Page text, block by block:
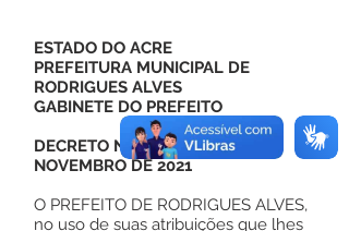
ESTADO DO ACRE
PREFEITURA MUNICIPAL DE
RODRIGUES ALVES
GABINETE DO PREFEITO
DECRETO Nº 139, DE 01 DE
NOVEMBRO DE 2021
O PREFEITO DE RODRIGUES ALVES,
no uso de suas atribuições que lhes